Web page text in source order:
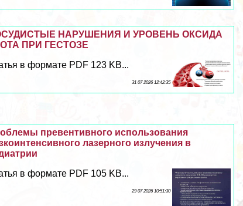
НАРУШЕНИЯ И УРОВЕНЬ ОКСИДА
ПРИ ГЕСТОЗЕ
в формате PDF 123 KB...
31 07 2026 12:42:35
превентивного использования
лазерного излучения в
в формате PDF 105 KB...
29 07 2026 10:51:30